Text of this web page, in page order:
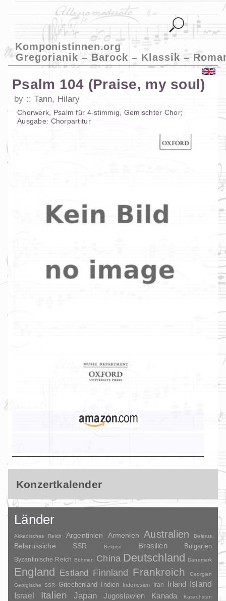
Komponistinnen.org
Gregorianik – Barock – Klassik –
Psalm 104 (Praise, my soul)
by Tann, Hilary
Chorwerk Psalm für 4-stimmig Gemischter Chor;
Ausgabe: Chorpartitur
Konzertkalender
Länder
Akkadisches Reich Argentinien Armenien Australien Belarus
Belarussiche SSR Belgien Brasilien Bulgarien
Byzantinische Reich Böhmen China Deutschland Dänemark
England Estland Finnland Frankreich
Georgien
Georgische SSR
Griechenland Indien Indonesien Iran Irland
Island
Israel
Italien Japan Jugoslawien Kanada Kasachstan